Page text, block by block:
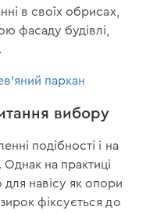
в своїх обрисах,
фасаду будівлі,
паркан
вибору
подібності і на
на практиці
навісу як опори
фіксується до